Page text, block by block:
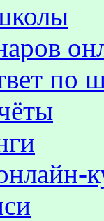
по